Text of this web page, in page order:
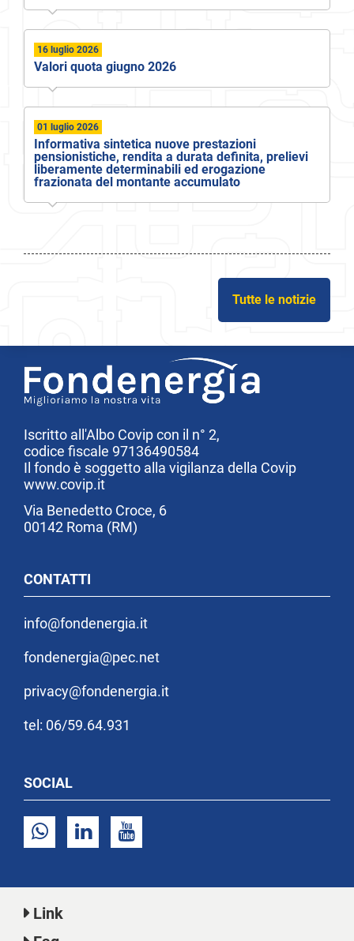
16 luglio 2026
Valori quota giugno 2026
01 luglio 2026
Informativa sintetica nuove prestazioni
pensionistiche, rendita a durata definita, prelievi
liberamente determinabili ed erogazione
frazionata del montante accumulato
Tutte le notizie
Iscritto all'Albo Covip con il n° 2,
codice fiscale 97136490584
Il fondo è soggetto alla vigilanza della Covip
www.covip.it
Via Benedetto Croce, 6
00142 Roma (RM)
CONTATTI
info@fondenergia.it
fondenergia@pec.net
privacy@fondenergia.it
tel: 06/59.64.931
SOCIAL
Link